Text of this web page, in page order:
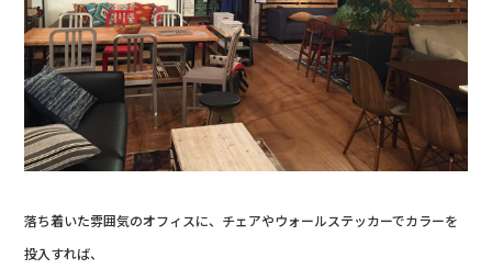
落ち着いた雰囲気のオフィスに、チェアやウォールステッカーでカラーを
投入すれば、